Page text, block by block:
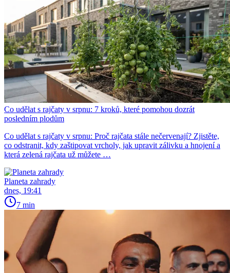
Co udělat s rajčaty v srpnu: 7 kroků, které pomohou dozrát
posledním plodům
Co udělat s rajčaty v srpnu: Proč rajčata stále nečervenají? Zjistěte,
co odstranit, kdy zaštipovat vrcholy, jak upravit zálivku a hnojení a
která zelená rajčata už můžete …
Planeta zahrady
dnes, 19:41
7 min